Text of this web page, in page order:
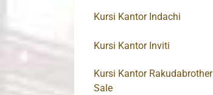
Kursi Kantor Indachi
Kursi Kantor Inviti
Kursi Kantor Rakudabrother
Sale